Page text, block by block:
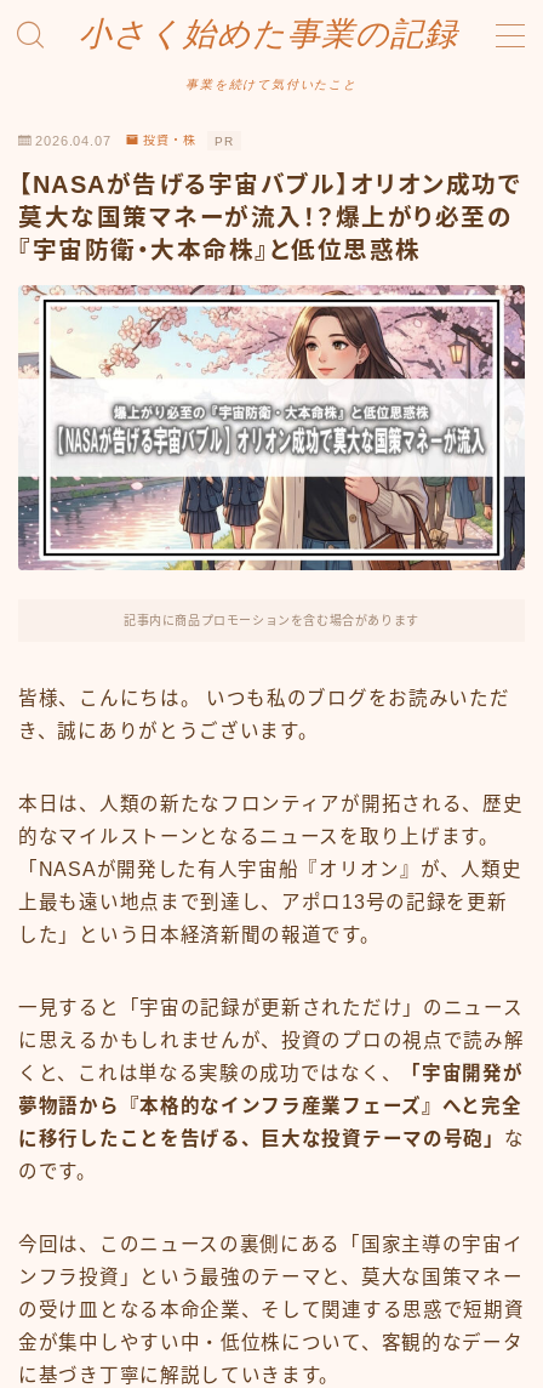
小さく始めた事業の記録
事業を続けて気付いたこと
Amazonせどり
トラブル事例
出品ノウハウ
フリマ物販
Yahoo出品
メルカリ販売
投資・株
FX・仮想通貨
リスキング・ラーニング
2026.04.07 投資・株 PR
【NASAが告げる宇宙バブル】オリオン成功で
莫大な国策マネーが流入！？爆上がり必至の
『宇宙防衛・大本命株』と低位思惑株
記事内に商品プロモーションを含む場合があります
皆様、こんにちは。 いつも私のブログをお読みいただ
き、誠にありがとうございます。
本日は、人類の新たなフロンティアが開拓される、歴史
的なマイルストーンとなるニュースを取り上げます。
「NASAが開発した有人宇宙船『オリオン』が、人類史
上最も遠い地点まで到達し、アポロ13号の記録を更新
した」という日本経済新聞の報道です。
一見すると「宇宙の記録が更新されただけ」のニュース
に思えるかもしれませんが、投資のプロの視点で読み解
くと、これは単なる実験の成功ではなく、
「宇宙開発が
夢物語から『本格的なインフラ産業フェーズ』へと完全
に移行したことを告げる、巨大な投資テーマの号砲」 な
のです。
今回は、このニュースの裏側にある「国家主導の宇宙イ
ンフラ投資」という最強のテーマと、莫大な国策マネー
の受け皿となる本命企業、そして関連する思惑で短期資
金が集中しやすい中・低位株について、客観的なデータ
に基づき丁寧に解説していきます。